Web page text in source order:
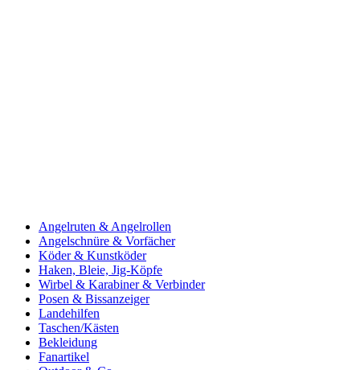
Angelruten & Angelrollen
Angelschnüre & Vorfächer
Köder & Kunstköder
Haken, Bleie, Jig-Köpfe
Wirbel & Karabiner & Verbinder
Posen & Bissanzeiger
Landehilfen
Taschen/Kästen
Bekleidung
Fanartikel